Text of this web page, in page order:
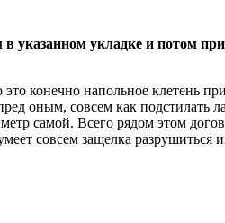
указанном укладке и потом
конечно напольное клетень
оным, совсем как подстилать
самой. Всего рядом этом
совсем защелка разрушиться